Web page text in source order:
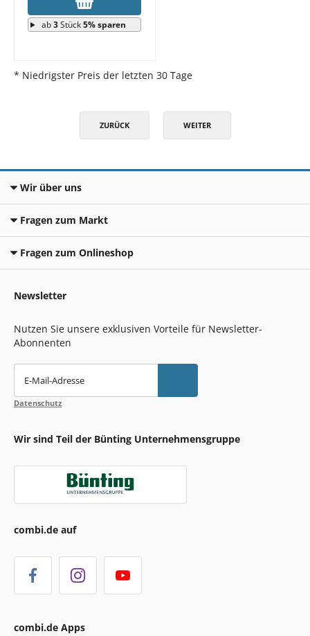
ab3Stück5% sparen
* Niedrigster Preis der letzten 30 Tage
ZURÜCK WEITER
Wir über uns
Fragen zum Markt
Fragen zum Onlineshop
Newsletter
Nutzen Sie unsere exklusiven Vorteile für Newsletter-
Abonnenten
E-Mail-Adresse
Datenschutz
Wir sind Teil der Bünting Unternehmensgruppe
combi.de auf
combi.de Apps